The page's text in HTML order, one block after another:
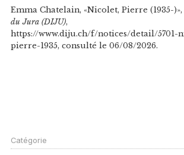
Emma Chatelain, «Nicolet, Pierre (1935-)»,
du Jura (DIJU),
https://www.diju.ch/f/notices/detail/5701-
pierre-1935, consulté le 06/08/2026.
Catégorie